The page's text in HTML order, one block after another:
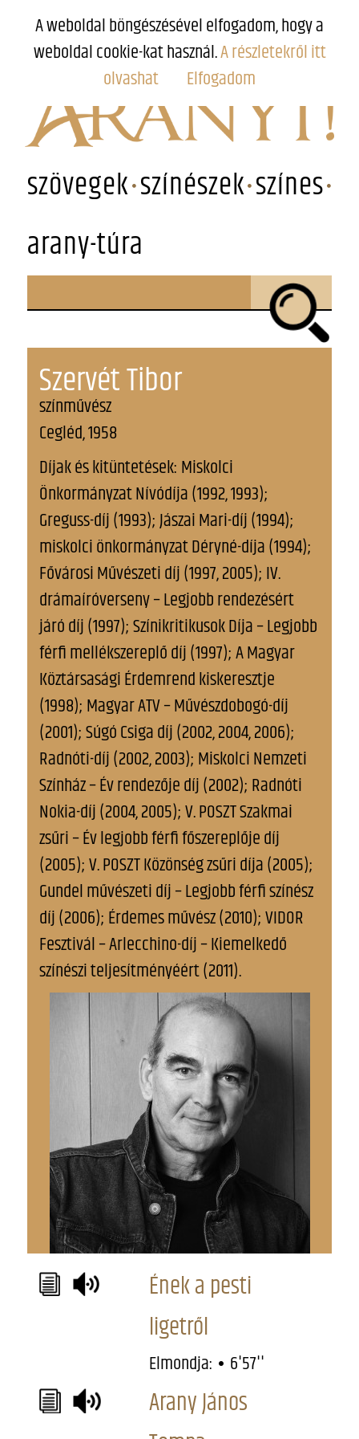
szövegek színészek színes
arany-túra
Szervét Tibor
színművész
Cegléd, 1958
Díjak és kitüntetések: Miskolci
Önkormányzat Nívódíja (1992, 1993);
Greguss-díj (1993); Jászai Mari-díj (1994);
miskolci önkormányzat Déryné-díja (1994);
Fővárosi Művészeti díj (1997, 2005); IV.
drámaíróverseny – Legjobb rendezésért
járó díj (1997); Színikritikusok Díja – Legjobb
férfi mellékszereplő díj (1997); A Magyar
Köztársasági Érdemrend kiskeresztje
(1998); Magyar ATV – Művészdobogó-díj
(2001); Súgó Csiga díj (2002, 2004, 2006);
Radnóti-díj (2002, 2003); Miskolci Nemzeti
Színház – Év rendezője díj (2002); Radnóti
Nokia-díj (2004, 2005); V. POSZT Szakmai
zsűri – Év legjobb férfi főszereplője díj
(2005); V. POSZT Közönség zsűri díja (2005);
Gundel művészeti díj – Legjobb férfi színész
díj (2006); Érdemes művész (2010); VIDOR
Fesztivál – Arlecchino-díj – Kiemelkedő
színészi teljesítményéért (2011).
Ének a pesti
ligetről
Elmondja: 6'57''
Arany János
A weboldal böngészésével elfogadom, hogy a
weboldal cookie-kat használ.A részletekről itt
olvashat
Elfogadom